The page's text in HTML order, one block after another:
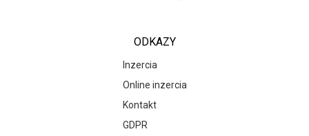
ODKAZY
Inzercia
Online inzercia
Kontakt
GDPR